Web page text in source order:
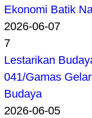
Ekonomi Batik
2026-06-07
7
Lestarikan
041/Gamas
Budaya
2026-06-05